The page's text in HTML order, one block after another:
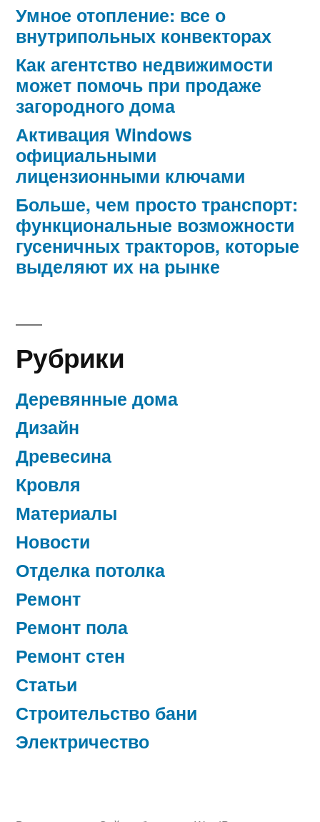
Умное отопление: все о
внутрипольных конвекторах
Как агентство недвижимости
может помочь при продаже
загородного дома
Активация Windows
официальными
лицензионными ключами
Больше, чем просто транспорт:
функциональные возможности
гусеничных тракторов, которые
выделяют их на рынке
Рубрики
Деревянные дома
Дизайн
Древесина
Кровля
Материалы
Новости
Отделка потолка
Ремонт
Ремонт пола
Ремонт стен
Статьи
Строительство бани
Электричество